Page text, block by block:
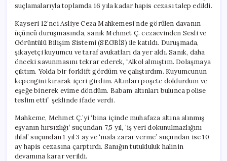
suçlamalarıyla toplamda 16 yıla kadar hapis cezası talep edildi.
Kayseri 12’nci Asliye Ceza Mahkemesi’nde görülen davanın
üçüncü duruşmasında, sanık Mehmet Ç. cezaevinden Sesli ve
Görüntülü Bilişim Sistemi (SEGBİS) ile katıldı. Duruşmada,
şikayetçi kuyumcu ve taraf avukatları da yer aldı. Sanık, daha
önceki savunmasını tekrar ederek, “Alkol almıştım. Dolaşmaya
çıktım. Yolda bir forklift gördüm ve çalıştırdım. Kuyumcunun
kepengini kırarak içeri girdim. Altınları poşete doldurdum ve
eşeğe binerek evime döndüm. Babam altınları bulunca polise
teslim etti” şeklinde ifade verdi.
Mahkeme, Mehmet Ç.’yi ‘bina içinde muhafaza altına alınmış
eşyanın hırsızlığı’ suçundan 7,5 yıl, ‘iş yeri dokunulmazlığını
ihlal’ suçundan 1 yıl 3 ay ve ‘mala zarar verme’ suçundan ise 10
ay hapis cezasına çarptırdı. Sanığın tutukluluk halinin
devamına karar verildi.